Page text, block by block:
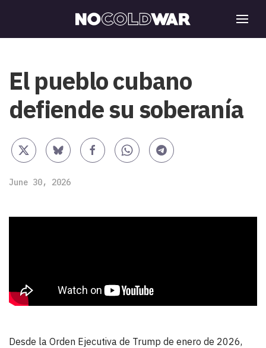
El pueblo cubano
defiende su soberanía
June 30, 2026
Desde la Orden Ejecutiva de Trump de enero de 2026,